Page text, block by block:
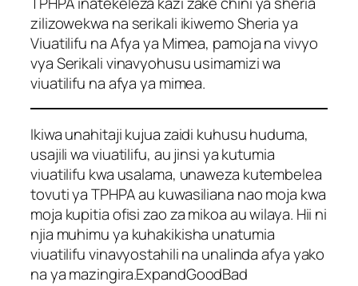
zilizowekwa na serikali ikiwemo Sheria ya
Viuatilifu na Afya ya Mimea, pamoja na vivyo
vya Serikali vinavyohusu usimamizi wa
viuatilifu na afya ya mimea.
Ikiwa unahitaji kujua zaidi kuhusu huduma,
usajili wa viuatilifu, au jinsi ya kutumia
viuatilifu kwa usalama, unaweza kutembelea
tovuti ya TPHPA au kuwasiliana nao moja kwa
moja kupitia ofisi zao za mikoa au wilaya. Hii ni
njia muhimu ya kuhakikisha unatumia
viuatilifu vinavyostahili na unalinda afya yako
na ya mazingira.ExpandGoodBad